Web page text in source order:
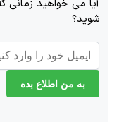
آیا می خواهید زمانی
شوید؟
به من اطلاع بده